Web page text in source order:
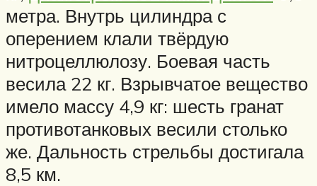
метра. Внутрь цилиндра с
оперением клали твёрдую
нитроцеллюлозу. Боевая часть
весила 22 кг. Взрывчатое вещество
имело массу 4,9 кг: шесть гранат
противотанковых весили столько
же. Дальность стрельбы достигала
8,5 км.